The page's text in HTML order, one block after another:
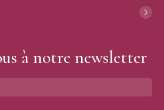
à notre newsletter